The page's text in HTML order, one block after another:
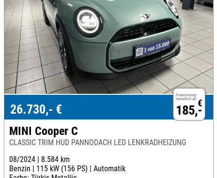
Finanzierung
monatlich ab €
185,-
26.730,- €
MINI Cooper C
CLASSIC TRIM HUD PANNODACH LED LENKRADHEIZUNG
08/2024 | 8.584 km
Benzin | 115 kW (156 PS) | Automatik